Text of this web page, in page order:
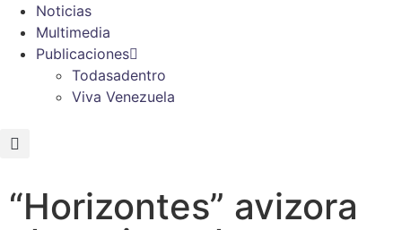
Noticias
Multimedia
Publicaciones
Todasadentro
Viva Venezuela
“Horizontes” avizora